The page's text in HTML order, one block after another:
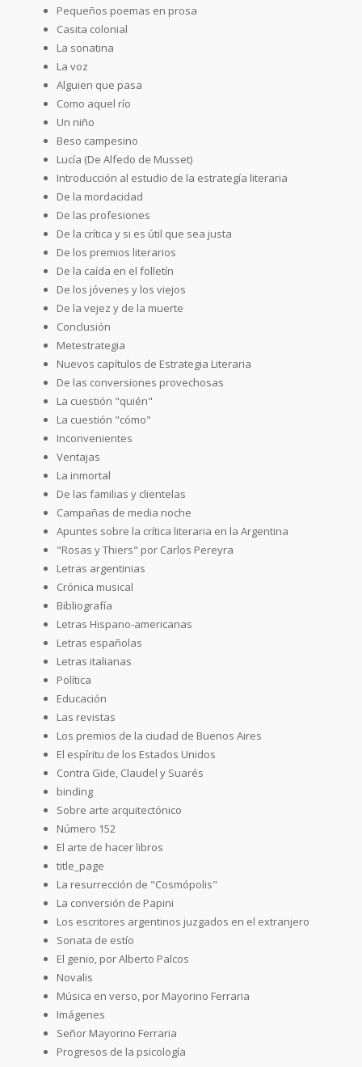
Pequeños poemas en prosa
Casita colonial
La sonatina
La voz
Alguien que pasa
Como aquel río
Un niño
Beso campesino
Lucía (De Alfedo de Musset)
Introducción al estudio de la estrategía literaria
De la mordacidad
De las profesiones
De la crítica y si es útil que sea justa
De los premios literarios
De la caída en el folletín
De los jóvenes y los viejos
De la vejez y de la muerte
Conclusión
Metestrategia
Nuevos capítulos de Estrategia Literaria
De las conversiones provechosas
La cuestión "quién"
La cuestión "cómo"
Inconvenientes
Ventajas
La inmortal
De las familias y clientelas
Campañas de media noche
Apuntes sobre la crítica literaria en la Argentina
"Rosas y Thiers" por Carlos Pereyra
Letras argentinias
Crónica musical
Bibliografía
Letras Hispano-americanas
Letras españolas
Letras italianas
Política
Educación
Las revistas
Los premios de la ciudad de Buenos Aires
El espíritu de los Estados Unidos
Contra Gide, Claudel y Suarés
binding
Sobre arte arquitectónico
Número 152
El arte de hacer libros
title_page
La resurrección de "Cosmópolis"
La conversión de Papini
Los escritores argentinos juzgados en el extranjero
Sonata de estío
El genio, por Alberto Palcos
Novalis
Música en verso, por Mayorino Ferraria
Imágenes
Señor Mayorino Ferraria
Progresos de la psicología